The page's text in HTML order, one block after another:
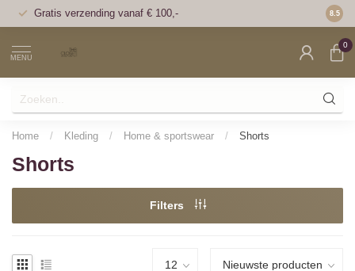
Gratis verzending vanaf € 100,- Voor
8.5
MENU
0
Home / Kleding / Home & sportswear / Shorts
Shorts
Filters